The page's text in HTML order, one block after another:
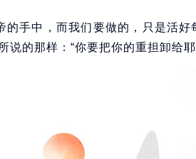
的手中，而我们要做的，只是活
说的那样：“你要把你的重担卸给